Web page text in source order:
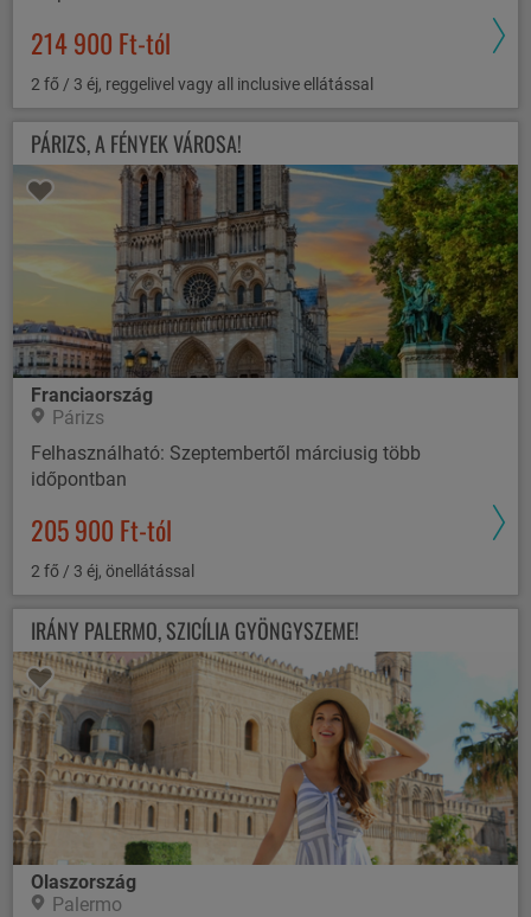
214 900 Ft-tól
2 fő / 3 éj, reggelivel vagy all inclusive ellátással
PÁRIZS, A FÉNYEK VÁROSA!
Franciaország
Párizs
Felhasználható: Szeptembertől márciusig több
időpontban
205 900 Ft-tól
2 fő / 3 éj, önellátással
IRÁNY PALERMO, SZICÍLIA GYÖNGYSZEME!
Olaszország
Palermo